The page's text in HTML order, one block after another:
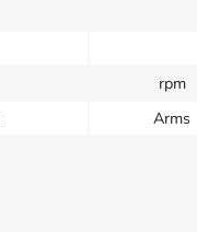
rpm
Arms